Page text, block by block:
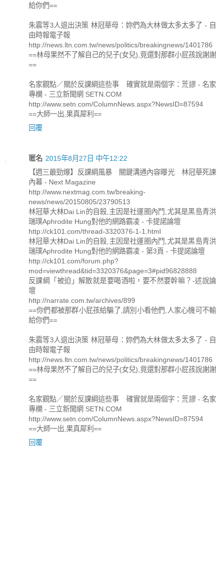
給你們==
朱震等3人退出決策 林冠華母：妳們為大林做太多太多了 - 自
由時報電子報
http://news.ltn.com.tw/news/politics/breakingnews/1401786
==林母果然不了解自己的兒子(女兒),竟還對那群小屁孩說謝謝
==
名家觀點／關於反課綱這些事 確實就是兩個字：荒謬 - 名家
專欄 - 三立新聞網 SETN.COM
http://www.setn.com/ColumnNews.aspx?NewsID=87594
==大師一出,果真犀利==
回覆
匿名 2015年8月27日 中午12:22
【週三最勁爆】反課綱風暴 關鍵溝通內容曝光 林冠華死諫
內幕 - Next Magazine
http://www.nextmag.com.tw/breaking-
news/news/20150805/23790513
林冠華大林Dai Lin的自殺,主因是社運圈內鬥,尤其是黑島青洪
瑞璞Aphrodite Hung對他的網路霸凌 - 卡提諾論壇
http://ck101.com/thread-3320376-1-1.html
林冠華大林Dai Lin的自殺,主因是社運圈內鬥,尤其是黑島青洪
瑞璞Aphrodite Hung對他的網路霸凌 - 第3頁 - 卡提諾論壇
http://ck101.com/forum.php?
mod=viewthread&tid=3320376&page=3#pid96828888
反課綱「被迫」解散就是要喝酒啦，要不然要幹嘛？-述說論
壇
http://narrate.com.tw/archives/899
==你們都被那群小屁孩給騙了,請別小看他們,人家心機可不輸
給你們==
朱震等3人退出決策 林冠華母：妳們為大林做太多太多了 - 自
由時報電子報
http://news.ltn.com.tw/news/politics/breakingnews/1401786
==林母果然不了解自己的兒子(女兒),竟還對那群小屁孩說謝謝
==
名家觀點／關於反課綱這些事 確實就是兩個字：荒謬 - 名家
專欄 - 三立新聞網 SETN.COM
http://www.setn.com/ColumnNews.aspx?NewsID=87594
==大師一出,果真犀利==
回覆